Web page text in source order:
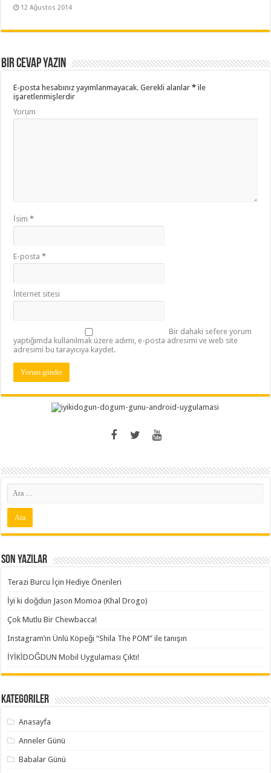
12 Ağustos 2014
Bir cevap yazın
E-posta hesabınız yayımlanmayacak. Gerekli alanlar* ile
işaretlenmişlerdir
Yorum
İsim*
E-posta*
İnternet sitesi
Bir dahaki sefere yorum
yaptığımda kullanılmak üzere adımı, e-posta adresimi ve web site
adresimi bu tarayıcıya kaydet.
Son Yazılar
Terazi Burcu İçin Hediye Önerileri
İyi ki doğdun Jason Momoa (Khal Drogo)
Çok Mutlu Bir Chewbacca!
Instagram’ın Ünlü Köpeği “Shila The POM” ile tanışın
İYİKİDOĞDUN Mobil Uygulaması Çıktı!
Kategoriler
Anasayfa
Anneler Günü
Babalar Günü